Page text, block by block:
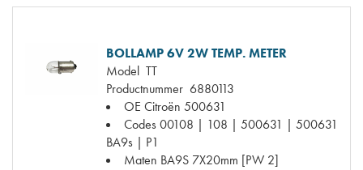
BOLLAMP 6V 2W TEMP. METER
Model TT
Productnummer 6880113
OE Citroën 500631
Codes00108 | 108 | 500631 | 500631
BA9s | P1
Maten BA9S 7X20mm [PW 2]